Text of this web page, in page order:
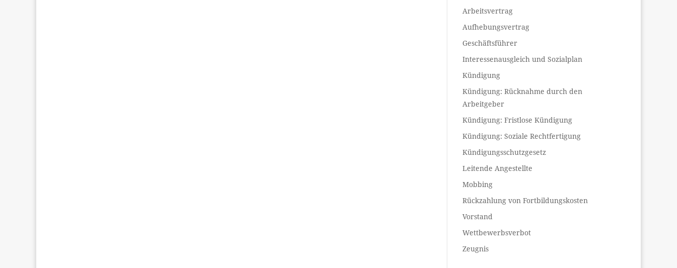
Arbeitsvertrag
Aufhebungsvertrag
Geschäftsführer
Interessenausgleich und Sozialplan
Kündigung
Kündigung: Rücknahme durch den
Arbeitgeber
Kündigung: Fristlose Kündigung
Kündigung: Soziale Rechtfertigung
Kündigungsschutzgesetz
Leitende Angestellte
Mobbing
Rückzahlung von Fortbildungskosten
Vorstand
Wettbewerbsverbot
Zeugnis